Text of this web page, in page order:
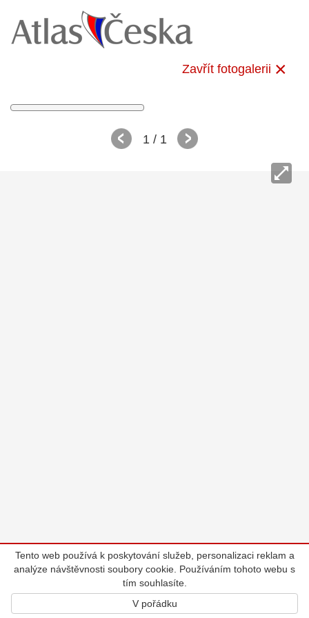
Zavřít fotogalerii
1/ 1
Tento web používá k poskytování služeb, personalizaci reklam a
analýze návštěvnosti soubory cookie. Používáním tohoto webu s
tím souhlasíte.
V pořádku